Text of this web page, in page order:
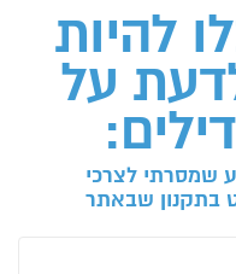
להיות
על
לצרכי
בתקנון שבאתר